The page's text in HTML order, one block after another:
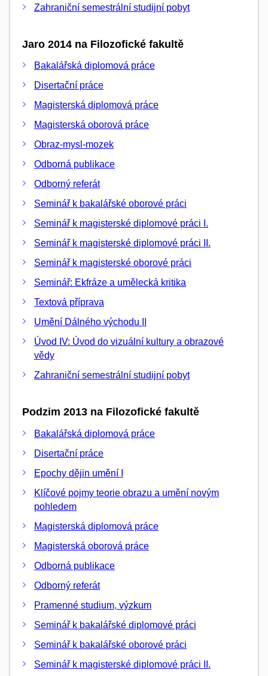
Zahraniční semestrální studijní pobyt
Jaro 2014 na Filozofické fakultě
Bakalářská diplomová práce
Disertační práce
Magisterská diplomová práce
Magisterská oborová práce
Obraz-mysl-mozek
Odborná publikace
Odborný referát
Seminář k bakalářské oborové práci
Seminář k magisterské diplomové práci I.
Seminář k magisterské diplomové práci II.
Seminář k magisterské oborové práci
Seminář: Ekfráze a umělecká kritika
Textová příprava
Umění Dálného východu II
Úvod IV: Úvod do vizuální kultury a obrazové
vědy
Zahraniční semestrální studijní pobyt
Podzim 2013 na Filozofické fakultě
Bakalářská diplomová práce
Disertační práce
Epochy dějin umění I
Klíčové pojmy teorie obrazu a umění novým
pohledem
Magisterská diplomová práce
Magisterská oborová práce
Odborná publikace
Odborný referát
Pramenné studium, výzkum
Seminář k bakalářské diplomové práci
Seminář k bakalářské oborové práci
Seminář k magisterské diplomové práci II.